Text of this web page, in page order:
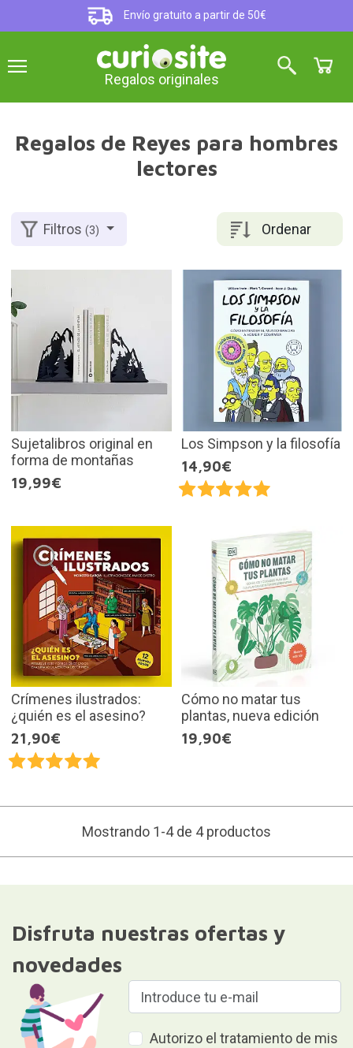
Envío gratuito a partir de 50€
Regalos originales
Regalos de Reyes para hombres
lectores
Ordenar
Filtros(3)
Sujetalibros original en
forma de montañas
19,99€
Los Simpson y la filosofía
14,90€
Crímenes ilustrados:
¿quién es el asesino?
21,90€
Cómo no matar tus
plantas, nueva edición
19,90€
Mostrando 1-4 de 4 productos
Disfruta nuestras ofertas y
novedades
Autorizo el tratamiento de mis